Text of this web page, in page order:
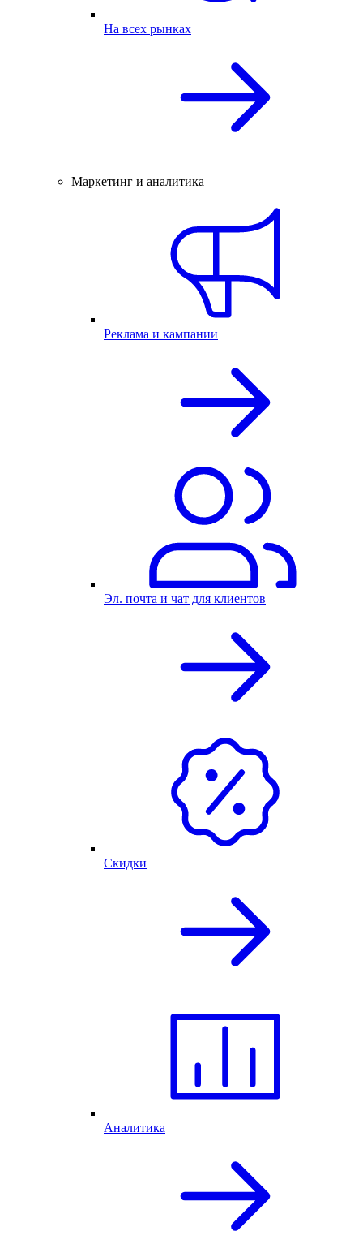
На всех рынках
Маркетинг и аналитика
Реклама и кампании
Эл. почта и чат для клиентов
Скидки
Аналитика